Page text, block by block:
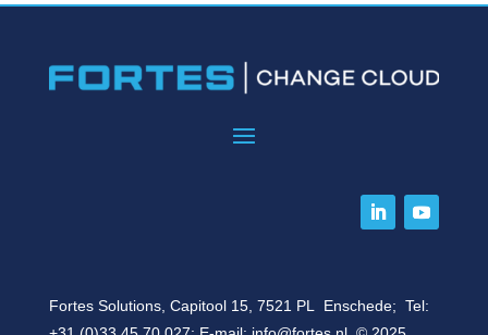
Fortes Solutions, Capitool 15, 7521 PL Enschede; Tel: